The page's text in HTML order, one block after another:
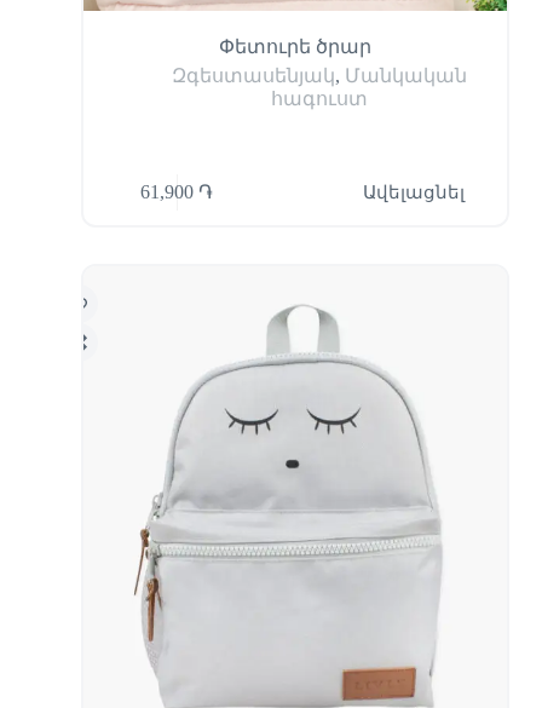
Փետուրե ծրար
Զգեստասենյակ, Մանկական
հագուստ
61,900 ֏ Ավելացնել